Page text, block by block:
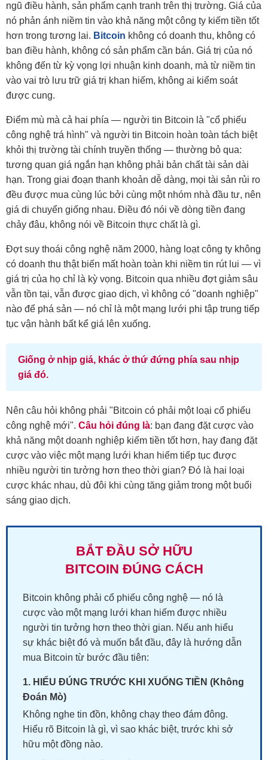
ngũ điều hành, sản phẩm cạnh tranh trên thị trường. Giá của
nó phản ánh niềm tin vào khả năng một công ty kiếm tiền tốt
hơn trong tương lai. Bitcoin không có doanh thu, không có
ban điều hành, không có sản phẩm cần bán. Giá trị của nó
không đến từ kỳ vọng lợi nhuận kinh doanh, mà từ niềm tin
vào vai trò lưu trữ giá trị khan hiếm, không ai kiểm soát
được cung.
Điểm mù mà cả hai phía — người tin Bitcoin là "cổ phiếu
công nghệ trá hình" và người tin Bitcoin hoàn toàn tách biệt
khỏi thị trường tài chính truyền thống — thường bỏ qua:
tương quan giá ngắn hạn không phải bản chất tài sản dài
hạn. Trong giai đoạn thanh khoản dễ dàng, mọi tài sản rủi ro
đều được mua cùng lúc bởi cùng một nhóm nhà đầu tư, nên
giá di chuyển giống nhau. Điều đó nói về dòng tiền đang
chảy đâu, không nói về Bitcoin thực chất là gì.
Đợt suy thoái công nghệ năm 2000, hàng loạt công ty không
có doanh thu thật biến mất hoàn toàn khi niềm tin rút lui — vì
giá trị của họ chỉ là kỳ vọng. Bitcoin qua nhiều đợt giảm sâu
vẫn tồn tại, vẫn được giao dịch, vì không có "doanh nghiệp"
nào để phá sản — nó chỉ là một mạng lưới phi tập trung tiếp
tục vận hành bất kể giá lên xuống.
Giống ở nhịp giá, khác ở thứ đứng phía sau nhịp
giá đó.
Nên câu hỏi không phải "Bitcoin có phải một loại cổ phiếu
công nghệ mới". Câu hỏi đúng là: bạn đang đặt cược vào
khả năng một doanh nghiệp kiếm tiền tốt hơn, hay đang đặt
cược vào việc một mạng lưới khan hiếm tiếp tục được
nhiều người tin tưởng hơn theo thời gian? Đó là hai loại
cược khác nhau, dù đôi khi cùng tăng giảm trong một buổi
sáng giao dịch.
BẮT ĐẦU SỞ HỮU
BITCOIN ĐÚNG CÁCH
Bitcoin không phải cổ phiếu công nghệ — nó là
cược vào một mạng lưới khan hiếm được nhiều
người tin tưởng hơn theo thời gian. Nếu anh hiểu
sự khác biệt đó và muốn bắt đầu, đây là hướng dẫn
mua Bitcoin từ bước đầu tiên:
1. HIỂU ĐÚNG TRƯỚC KHI XUỐNG TIỀN (Không
Đoán Mò)
Không nghe tin đồn, không chạy theo đám đông.
Hiểu rõ Bitcoin là gì, vì sao khác biệt, trước khi sở
hữu một đồng nào.